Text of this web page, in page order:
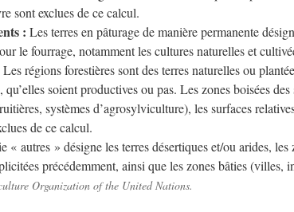
sont exclues de ce calcul.
: Les terres en pâturage de manière permanente
le fourrage, notamment les cultures naturelles et
Les régions forestières sont des terres naturelles ou
, qu’elles soient productives ou pas. Les zones boisées
systèmes d’agrosylviculture), les surfaces
de ce calcul.
« autres » désigne les terres désertiques et/ou arides,
précédemment, ainsi que les zones bâties (villes,
Organization of the United Nations.